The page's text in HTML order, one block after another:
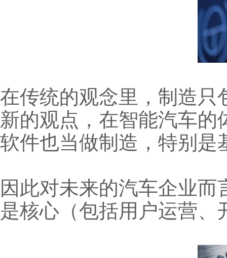
在传统的观念里，制造只
新的观点，在智能汽车
软件也当做制造，特别是
因此对未来的汽车企业
是核心（包括用户运营